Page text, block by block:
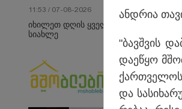
11:53 / 07-08-2026
იხილეთ დღის ყველა
სიახლე
ან­დრია
"ბავ­შვის
და­ე­წყო
და